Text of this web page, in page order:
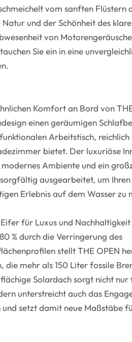
vom sanften Flüstern
und der Schönheit des
von
Sie ein in eine
Komfort an Bord von
einen geräumigen
Arbeitstisch, reichlich
bietet. Der luxuriöse
Ambiente und ein
ausgearbeitet, um Ihren
Erlebnis auf dem Wasser zu
für Luxus und
% durch die Verringerung des
stellt THE OPEN
die mehr als 150 Liter fossile
Solardach sorgt nicht nur
unterstreicht auch das
setzt damit neue Maßstäbe